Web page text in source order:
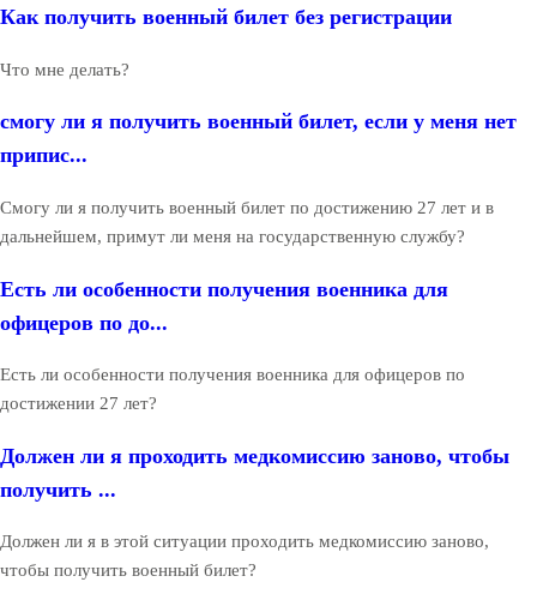
Как получить военный билет без регистрации
Что мне делать?
смогу ли я получить военный билет, если у меня нет
припис...
Смогу ли я получить военный билет по достижению 27 лет и в
дальнейшем, примут ли меня на государственную службу?
Есть ли особенности получения военника для
офицеров по до...
Есть ли особенности получения военника для офицеров по
достижении 27 лет?
Должен ли я проходить медкомиссию заново, чтобы
получить ...
Должен ли я в этой ситуации проходить медкомиссию заново,
чтобы получить военный билет?